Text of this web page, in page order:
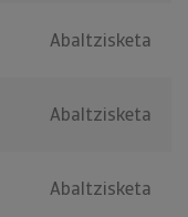
Abaltzisketa
Abaltzisketa
Abaltzisketa